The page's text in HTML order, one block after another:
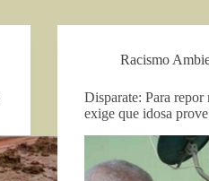
Racismo
Disparate: Para repor
exige que idosa